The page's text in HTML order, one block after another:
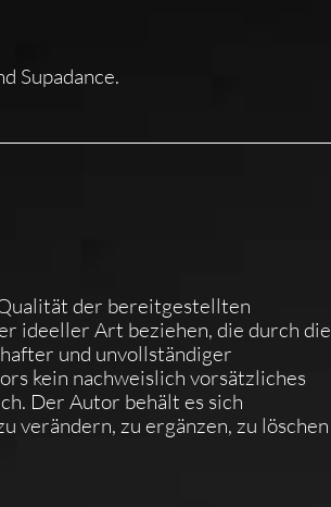
Supadance.
der bereitgestellten
ideeller Art beziehen, die durch die
und unvollständiger
kein nachweislich vorsätzliches
Der Autor behält es sich
verändern, zu ergänzen, zu löschen